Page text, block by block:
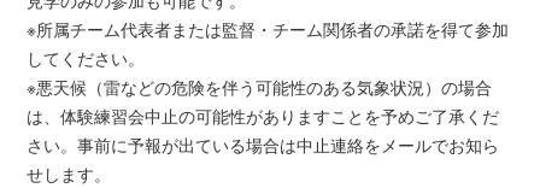
※所属チーム代表者または監督・チーム関係者の承諾を得て参加
してください。
※悪天候（雷などの危険を伴う可能性のある気象状況）の場合
は、体験練習会中止の可能性がありますことを予めご了承くだ
さい。事前に予報が出ている場合は中止連絡をメールでお知ら
せします。